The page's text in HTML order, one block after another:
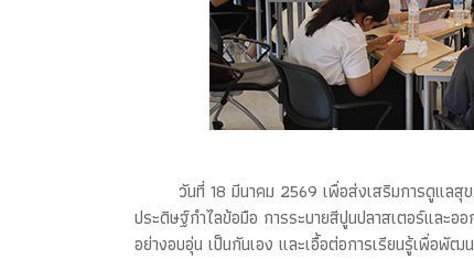
วันที่ 18 มีนาคม 2569 เพื่อส่งเสริมการดูแล
ประดิษฐ์กำไลข้อมือ การระบายสีปูนปลาสเตอร์และ
อย่างอบอุ่น เป็นกันเอง และเอื้อต่อการเรียนรู้เพื่อ